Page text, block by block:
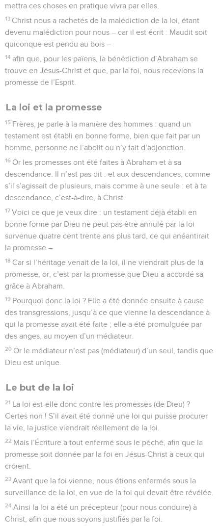
mettra ces choses en pratique vivra par elles.
13 Christ nous a rachetés de la malédiction de la loi, étant
devenu malédiction pour nous – car il est écrit : Maudit soit
quiconque est pendu au bois –
14 afin que, pour les païens, la bénédiction d’Abraham se
trouve en Jésus-Christ et que, par la foi, nous recevions la
promesse de l’Esprit.
La loi et la promesse
15 Frères, je parle à la manière des hommes : quand un
testament est établi en bonne forme, bien que fait par un
homme, personne ne l’abolit ou n’y fait d’adjonction.
16 Or les promesses ont été faites à Abraham et à sa
descendance. Il n’est pas dit : et aux descendances, comme
s’il s’agissait de plusieurs, mais comme à une seule : et à ta
descendance, c’est-à-dire, à Christ.
17 Voici ce que je veux dire : un testament déjà établi en
bonne forme par Dieu ne peut pas être annulé par la loi
survenue quatre cent trente ans plus tard, ce qui anéantirait
la promesse –
18 Car si l’héritage venait de la loi, il ne viendrait plus de la
promesse, or, c’est par la promesse que Dieu a accordé sa
grâce à Abraham.
19 Pourquoi donc la loi ? Elle a été donnée ensuite à cause
des transgressions, jusqu’à ce que vienne la descendance à
qui la promesse avait été faite ; elle a été promulguée par
des anges, au moyen d’un médiateur.
20 Or le médiateur n’est pas (médiateur) d’un seul, tandis que
Dieu est unique.
Le but de la loi
21 La loi est-elle donc contre les promesses (de Dieu) ?
Certes non ! S’il avait été donné une loi qui puisse procurer
la vie, la justice viendrait réellement de la loi.
22 Mais l’Écriture a tout enfermé sous le péché, afin que la
promesse soit donnée par la foi en Jésus-Christ à ceux qui
croient.
23 Avant que la foi vienne, nous étions enfermés sous la
surveillance de la loi, en vue de la foi qui devait être révélée.
24 Ainsi la loi a été un précepteur (pour nous conduire) à
Christ, afin que nous soyons justifiés par la foi.